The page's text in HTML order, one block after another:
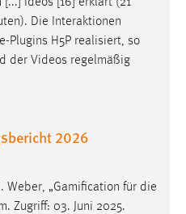
ideos [16] erklärt (21
Die Interaktionen
-Plugins H5P realisiert, so
der Videos regelmäßig
2026
Weber, „Gamification für die
Zugriff: 03. Juni 2025.
und Social Media